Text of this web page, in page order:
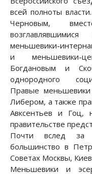
всей полноты
Черновым,
меньшевики-
и меньшевики-
Богдановым и
однородного
Правые
Либером, а также
Авксентьев и Гоц,
правительстве
Почти вслед за
большинство в
Советах Москвы,
Меньшевики и